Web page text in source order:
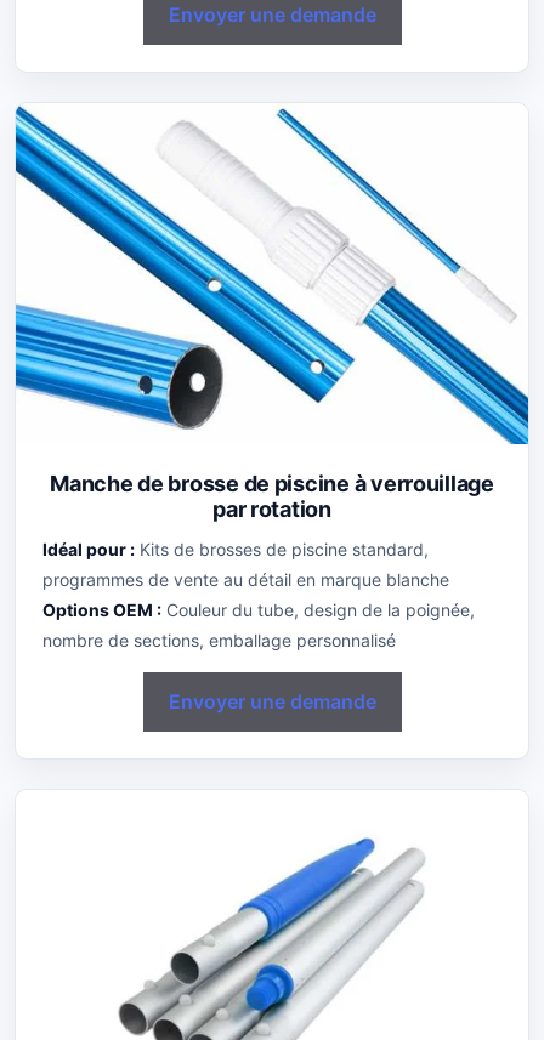
Envoyer une demande
Manche de brosse de piscine à verrouillage
par rotation
Idéal pour : Kits de brosses de piscine standard,
programmes de vente au détail en marque blanche
Options OEM : Couleur du tube, design de la poignée,
nombre de sections, emballage personnalisé
Envoyer une demande